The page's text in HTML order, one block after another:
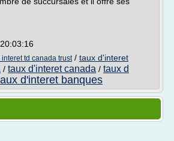
interet td canada trust/ taux d'interet
/ taux d'interet canada / taux d
d'interet banques